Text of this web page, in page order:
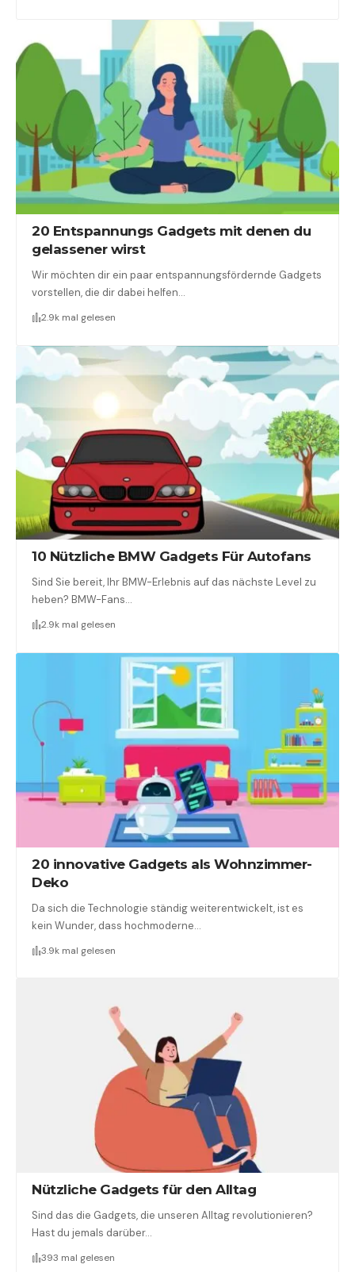
20 Entspannungs Gadgets mit denen du
gelassener wirst
Wir möchten dir ein paar entspannungsfördernde Gadgets
vorstellen, die dir dabei helfen…
2.9k mal gelesen
10 Nützliche BMW Gadgets Für Autofans
Sind Sie bereit, Ihr BMW-Erlebnis auf das nächste Level zu
heben? BMW-Fans…
2.9k mal gelesen
20 innovative Gadgets als Wohnzimmer-
Deko
Da sich die Technologie ständig weiterentwickelt, ist es
kein Wunder, dass hochmoderne…
3.9k mal gelesen
Nützliche Gadgets für den Alltag
Sind das die Gadgets, die unseren Alltag revolutionieren?
Hast du jemals darüber…
393 mal gelesen